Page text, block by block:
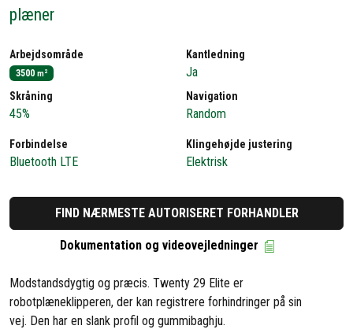
plæner
Arbejdsområde
3500 m2
Kantledning
Ja
Skråning
45%
Navigation
Random
Forbindelse
Bluetooth LTE
Klingehøjde justering
Elektrisk
FIND NÆRMESTE AUTORISERET FORHANDLER
Dokumentation og videovejledninger
Modstandsdygtig og præcis. Twenty 29 Elite er
robotplæneklipperen, der kan registrere forhindringer på sin
vej. Den har en slank profil og gummibaghju.